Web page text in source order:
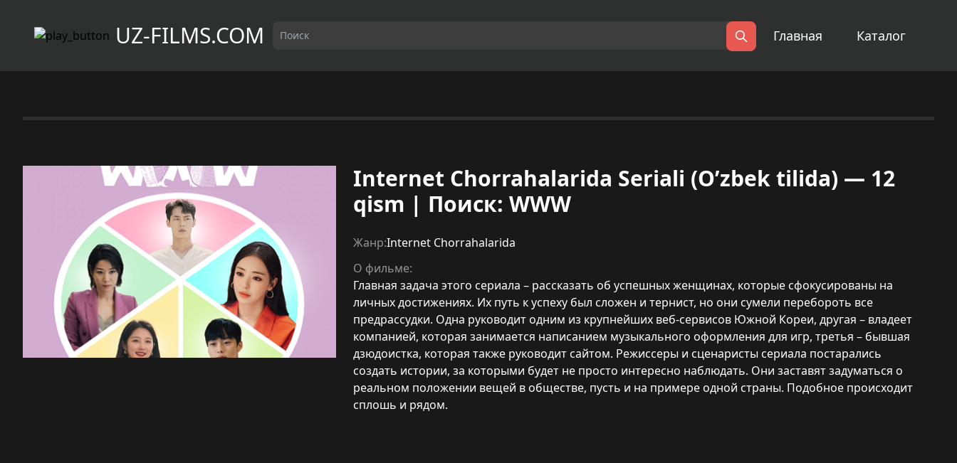
UZ-FILMS.COM Поиск
Главная Каталог
Internet Chorrahalarida Seriali (O’zbek tilida) — 12
qism | Поиск: WWW
Жанр:Internet Chorrahalarida
О фильме:
Главная задача этого сериала – рассказать об успешных женщинах, которые сфокусированы на
личных достижениях. Их путь к успеху был сложен и тернист, но они сумели перебороть все
предрассудки. Одна руководит одним из крупнейших веб-сервисов Южной Кореи, другая – владеет
компанией, которая занимается написанием музыкального оформления для игр, третья – бывшая
дзюдоистка, которая также руководит сайтом. Режиссеры и сценаристы сериала постарались
создать истории, за которыми будет не просто интересно наблюдать. Они заставят задуматься о
реальном положении вещей в обществе, пусть и на примере одной страны. Подобное происходит
сплошь и рядом.